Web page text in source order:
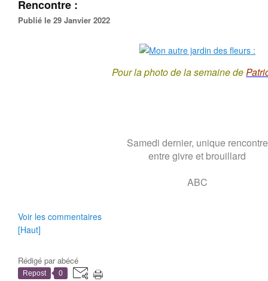
Rencontre :
Publié le 29 Janvier 2022
Pour la photo de la semaine de
Samedi dernier, unique rencontre
entre givre et brouillard
ABC
Voir les commentaires
[Haut]
Rédigé parabécé
Repost 0